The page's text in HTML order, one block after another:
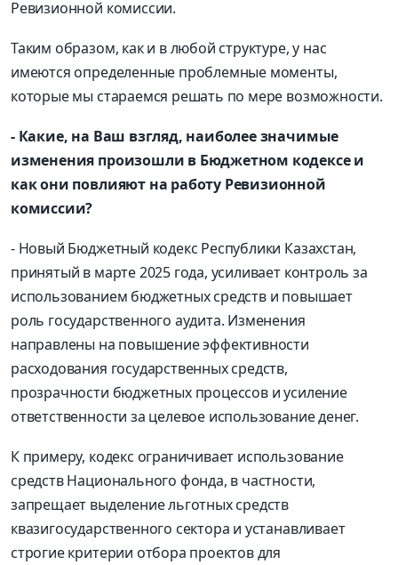
Ревизионной комиссии.
Таким образом, как и в любой структуре, у нас
имеются определенные проблемные моменты,
которые мы стараемся решать по мере возможности.
- Какие, на Ваш взгляд, наиболее значимые
изменения произошли в Бюджетном кодексе и
как они повлияют на работу Ревизионной
комиссии?
- Новый Бюджетный кодекс Республики Казахстан,
принятый в марте 2025 года, усиливает контроль за
использованием бюджетных средств и повышает
роль государственного аудита. Изменения
направлены на повышение эффективности
расходования государственных средств,
прозрачности бюджетных процессов и усиление
ответственности за целевое использование денег.
К примеру, кодекс ограничивает использование
средств Национального фонда, в частности,
запрещает выделение льготных средств
квазигосударственного сектора и устанавливает
строгие критерии отбора проектов для